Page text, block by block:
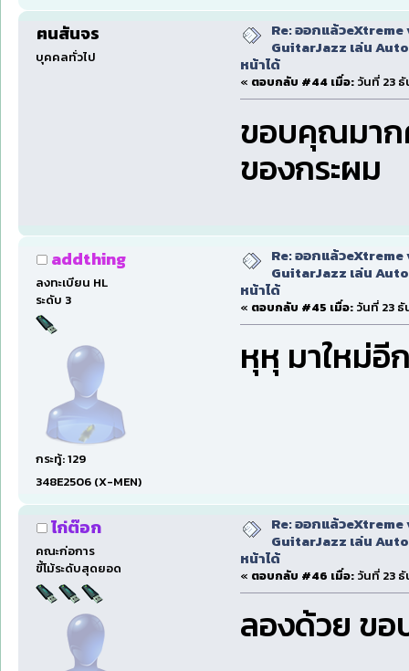
ฅนสันจร
บุคคลทั่วไป
Re: ออกแล้ว
GuitarJazz เล่น
หน้าได้
« ตอบกลับ #44 เมื่อ: วันที่ 23 ธั
ขอบคุณมาก
ของกระผม
addthing
ลงทะเบียน HL
ระดับ 3
กระทู้: 129
348E2506 (X-MEN)
Re: ออกแล้ว
GuitarJazz เล่น
หน้าได้
« ตอบกลับ #45 เมื่อ: วันที่ 23 ธั
หุหุ มาใหม่
ไก่ต๊อก
คณะก่อการ
ขี้โม้ระดับสุดยอด
Re: ออกแล้ว
GuitarJazz เล่น
หน้าได้
« ตอบกลับ #46 เมื่อ: วันที่ 23 ธั
ลองด้วย ข